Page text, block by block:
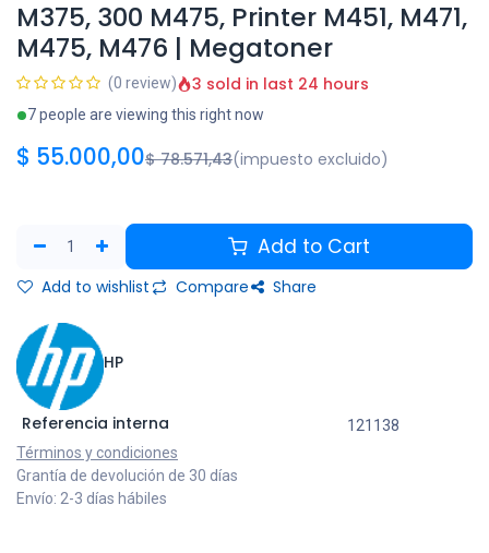
M375, 300 M475, Printer M451, M471,
M475, M476 | Megatoner
(0 review) 3 sold in last 24 hours
7 people are viewing this right now
$ 55.000,00$78.571,43(impuesto excluido)
Add to Cart
Add to wishlist Compare Share
HP
Referencia interna
121138
Términos y condiciones
Grantía de devolución de 30 días
Envío: 2-3 días hábiles